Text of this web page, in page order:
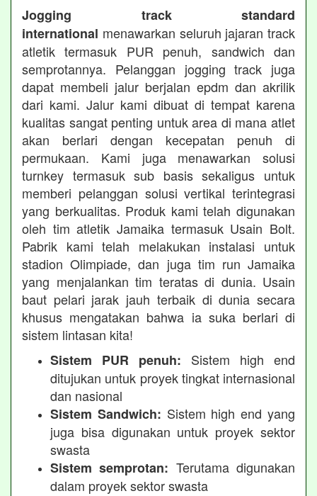
Jogging track standard
international menawarkan seluruh jajaran track
atletik termasuk PUR penuh, sandwich dan
semprotannya. Pelanggan jogging track juga
dapat membeli jalur berjalan epdm dan akrilik
dari kami. Jalur kami dibuat di tempat karena
kualitas sangat penting untuk area di mana atlet
akan berlari dengan kecepatan penuh di
permukaan. Kami juga menawarkan solusi
turnkey termasuk sub basis sekaligus untuk
memberi pelanggan solusi vertikal terintegrasi
yang berkualitas. Produk kami telah digunakan
oleh tim atletik Jamaika termasuk Usain Bolt.
Pabrik kami telah melakukan instalasi untuk
stadion Olimpiade, dan juga tim run Jamaika
yang menjalankan tim teratas di dunia. Usain
baut pelari jarak jauh terbaik di dunia secara
khusus mengatakan bahwa ia suka berlari di
sistem lintasan kita!
Sistem PUR penuh: Sistem high end
ditujukan untuk proyek tingkat internasional
dan nasional
Sistem Sandwich: Sistem high end yang
juga bisa digunakan untuk proyek sektor
swasta
Sistem semprotan: Terutama digunakan
dalam proyek sektor swasta